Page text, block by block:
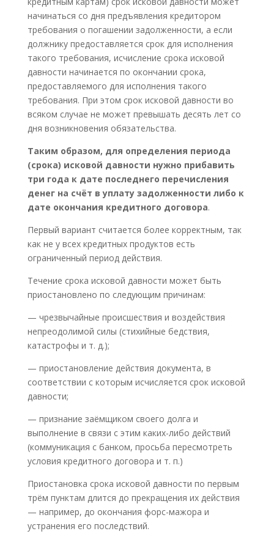
начинаться со дня предъявления кредитором
требования о погашении задолженности, а если
должнику предоставляется срок для исполнения
такого требования, исчисление срока исковой
давности начинается по окончании срока,
предоставляемого для исполнения такого
требования. При этом срок исковой давности во
всяком случае не может превышать десять лет со
дня возникновения обязательства.
Таким образом, для определения периода
(срока) исковой давности нужно прибавить
три года к дате последнего перечисления
денег на счёт в уплату задолженности либо к
дате окончания кредитного договора.
Первый вариант считается более корректным, так
как не у всех кредитных продуктов есть
ограниченный период действия.
Течение срока исковой давности может быть
приостановлено по следующим причинам:
— чрезвычайные происшествия и воздействия
непреодолимой силы (стихийные бедствия,
катастрофы и т. д.);
— приостановление действия документа, в
соответствии с которым исчисляется срок исковой
давности;
— признание заёмщиком своего долга и
выполнение в связи с этим каких-либо действий
(коммуникация с банком, просьба пересмотреть
условия кредитного договора и т. п.)
Приостановка срока исковой давности по первым
трём пунктам длится до прекращения их действия
— например, до окончания форс-мажора и
устранения его последствий.